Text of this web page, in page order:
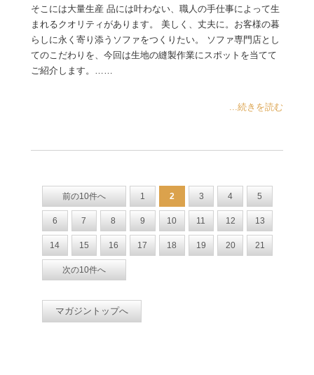
そこには大量生産 品には叶わない、職人の手仕事によって生
まれるクオリティがあります。 美しく、丈夫に。お客様の暮
らしに永く寄り添うソファをつくりたい。 ソファ専門店とし
てのこだわりを、今回は生地の縫製作業にスポットを当てて
ご紹介します。……
...続きを読む
前の10件へ 1 2 3 4 5
6 7 8 9 10 11 12 13
14 15 16 17 18 19 20 21
次の10件へ
マガジントップへ